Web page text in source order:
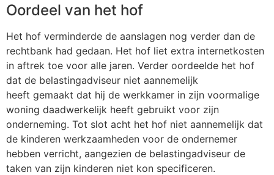
Oordeel van het hof
Het hof verminderde de aanslagen nog verder dan de
rechtbank had gedaan. Het hof liet extra internetkosten
in aftrek toe voor alle jaren. Verder oordeelde het hof
dat de belastingadviseur niet aannemelijk
heeft gemaakt dat hij de werkkamer in zijn voormalige
woning daadwerkelijk heeft gebruikt voor zijn
onderneming. Tot slot acht het hof niet aannemelijk dat
de kinderen werkzaamheden voor de ondernemer
hebben verricht, aangezien de belastingadviseur de
taken van zijn kinderen niet kon specificeren.